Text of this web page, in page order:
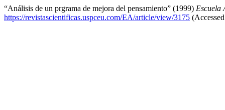
“Análisis de un prgrama de mejora del pensamiento” (1999) Escuela
https://revistascientificas.uspceu.com/EA/article/view/3175